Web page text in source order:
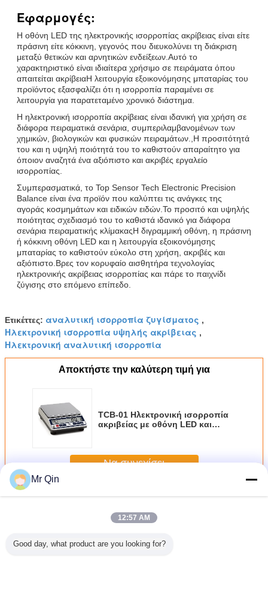
Εφαρμογές:
Η οθόνη LED της ηλεκτρονικής ισορροπίας ακρίβειας είναι είτε
πράσινη είτε κόκκινη, γεγονός που διευκολύνει τη διάκριση
μεταξύ θετικών και αρνητικών ενδείξεων.Αυτό το
χαρακτηριστικό είναι ιδιαίτερα χρήσιμο σε πειράματα όπου
απαιτείται ακρίβειαΗ λειτουργία εξοικονόμησης μπαταρίας του
προϊόντος εξασφαλίζει ότι η ισορροπία παραμένει σε
λειτουργία για παρατεταμένο χρονικό διάστημα.
Η ηλεκτρονική ισορροπία ακρίβειας είναι ιδανική για χρήση σε
διάφορα πειραματικά σενάρια, συμπεριλαμβανομένων των
χημικών, βιολογικών και φυσικών πειραμάτων.,Η προσιτότητά
του και η υψηλή ποιότητά του το καθιστούν απαραίτητο για
όποιον αναζητά ένα αξιόπιστο και ακριβές εργαλείο
ισορροπίας.
Συμπερασματικά, το Top Sensor Tech Electronic Precision
Balance είναι ένα προϊόν που καλύπτει τις ανάγκες της
αγοράς κοσμημάτων και ειδικών ειδών.Το προσιτό και υψηλής
ποιότητας σχεδιασμό του το καθιστά ιδανικό για διάφορα
σενάρια πειραματικής κλίμακαςΗ διγραμμική οθόνη, η πράσινη
ή κόκκινη οθόνη LED και η λειτουργία εξοικονόμησης
μπαταρίας το καθιστούν εύκολο στη χρήση, ακριβές και
αξιόπιστο.Βρες τον κορυφαίο αισθητήρα τεχνολογίας
ηλεκτρονικής ακρίβειας ισορροπίας και πάρε το παιχνίδι
ζύγισης στο επόμενο επίπεδο.
Ετικέττες: αναλυτική ισορροπία ζυγίσματος ,
Ηλεκτρονική ισορροπία υψηλής ακρίβειας ,
Ηλεκτρονική αναλυτική ισορροπία
Αποκτήστε την καλύτερη τιμή για
TCB-01 Ηλεκτρονική ισορροπία
ακριβείας με οθόνη LED και
Να συνεχίσει
ΠερισσότεροιΗλεκτρονική ισορροπία ακρίβειας
Mr Qin
12:57 AM
Good day, what product are you looking for?